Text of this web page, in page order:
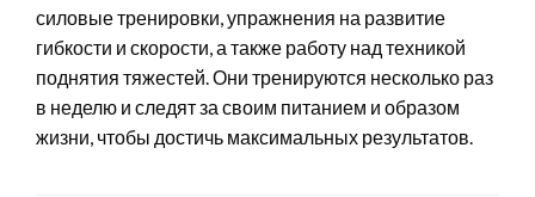
силовые тренировки, упражнения на развитие
гибкости и скорости, а также работу над техникой
поднятия тяжестей. Они тренируются несколько раз
в неделю и следят за своим питанием и образом
жизни, чтобы достичь максимальных результатов.